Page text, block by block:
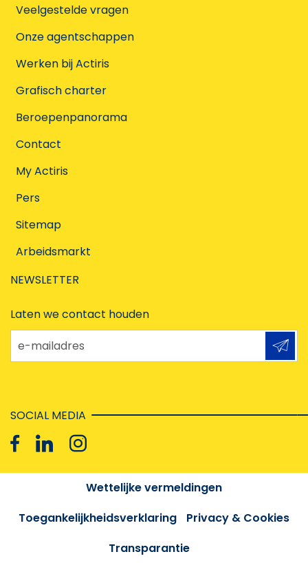
Veelgestelde vragen
Onze agentschappen
Werken bij Actiris
Grafisch charter
Beroepenpanorama
Contact
My Actiris
Pers
Sitemap
Arbeidsmarkt
NEWSLETTER
Laten we contact houden
e-mailadres
SOCIAL MEDIA
Wettelijke vermeldingen
Toegankelijkheidsverklaring
Privacy & Cookies
Transparantie